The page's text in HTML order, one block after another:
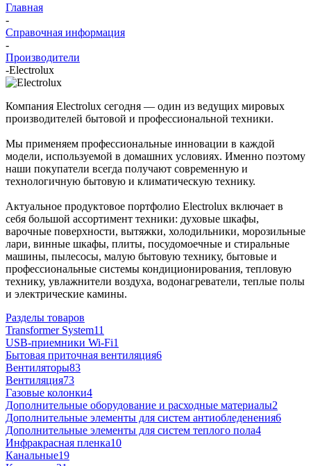
Главная
-
Справочная информация
-
Производители
-Electrolux
Компания Electrolux сегодня — один из ведущих мировых
производителей бытовой и профессиональной техники.
Мы применяем профессиональные инновации в каждой
модели, используемой в домашних условиях. Именно поэтому
наши покупатели всегда получают современную и
технологичную бытовую и климатическую технику.
Актуальное продуктовое портфолио Electrolux включает в
себя большой ассортимент техники: духовые шкафы,
варочные поверхности, вытяжки, холодильники, морозильные
лари, винные шкафы, плиты, посудомоечные и стиральные
машины, пылесосы, малую бытовую технику, бытовые и
профессиональные системы кондиционирования, тепловую
технику, увлажнители воздуха, водонагреватели, теплые полы
и электрические камины.
Разделы товаров
Transformer System11
USB-приемники Wi-Fi1
Бытовая приточная вентиляция6
Вентиляторы83
Вентиляция73
Газовые колонки4
Дополнительные оборудование и расходные материалы2
Дополнительные элементы для систем антиобледенения6
Дополнительные элементы для систем теплого пола4
Инфракрасная пленка10
Канальные19